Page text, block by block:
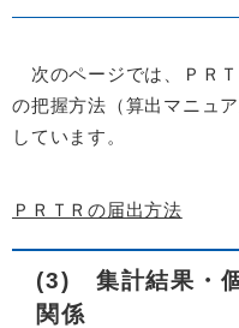
次のページでは、ＰＲ
の把握方法（算出マニュ
しています。
ＰＲＴＲの届出方法
(3) 集計結果・
関係